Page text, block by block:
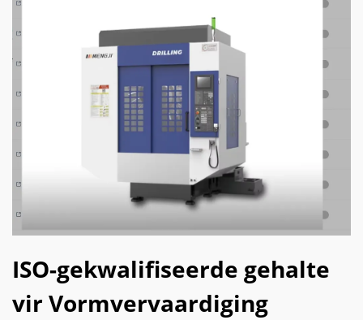
ISO-gekwalifiseerde gehalte
vir Vormvervaardiging